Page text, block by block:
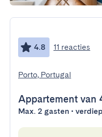
4.8 11 reacties
Porto, Portugal
Appartement van
Max. 2 gasten •